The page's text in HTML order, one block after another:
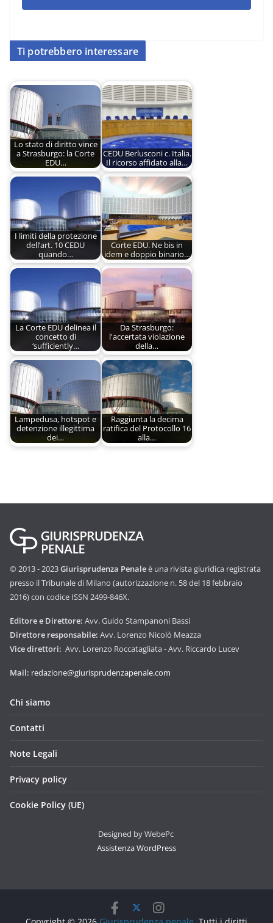
Ti potrebbero interessare
Lo stato di diritto vince
a Strasburgo: la Corte
EDU…
CEDU Berlusconi c. Italia.
Il ricorso affidato alla…
I limiti della protezione
dell’art. 10 CEDU
quando…
Corte EDU. Ne bis in
idem e doppio binario…
La Corte EDU delinea il
concetto di
‘sufficiently…
Da Strasburgo:
l'accertata violazione
della…
Lampedusa, hotspot e
detenzione illegittima
dei…
Raggiunta la decima
ratifica del Protocollo 16
alla…
© 2013 - 2023Giurisprudenza Penaleè una rivista giuridica registrata
presso il Tribunale di Milano (autorizzazione n. 58 del 18 febbraio
2016) con codice ISSN 2499-846X.
Editore e Direttore: Avv. Guido Stampanoni Bassi
Direttore responsabile: Avv. Lorenzo Nicolò Meazza
Vice direttori: Avv. Lorenzo Roccatagliata - Avv. Riccardo Lucev
Mail: redazione@giurisprudenzapenale.com
Chi siamo
Contatti
Note Legali
Privacy policy
Cookie Policy (UE)
Designed by WebePc
Assistenza WordPress